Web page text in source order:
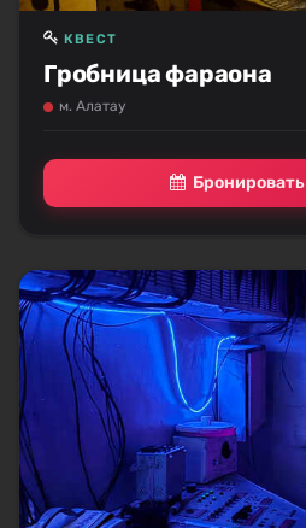
Гробница фараона
КВЕСТ
м. Алатау
Бронировать